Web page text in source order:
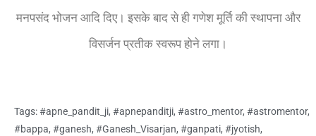
मनपसंद भोजन आदि दिए। इसके बाद से ही गणेश मूर्ति की स्थापना और
विसर्जन प्रतीक स्वरूप होने लगा।
Tags:#apne_pandit_ji, #apnepanditji, #astro_mentor, #astromentor,
#bappa, #ganesh, #Ganesh_Visarjan, #ganpati, #jyotish,